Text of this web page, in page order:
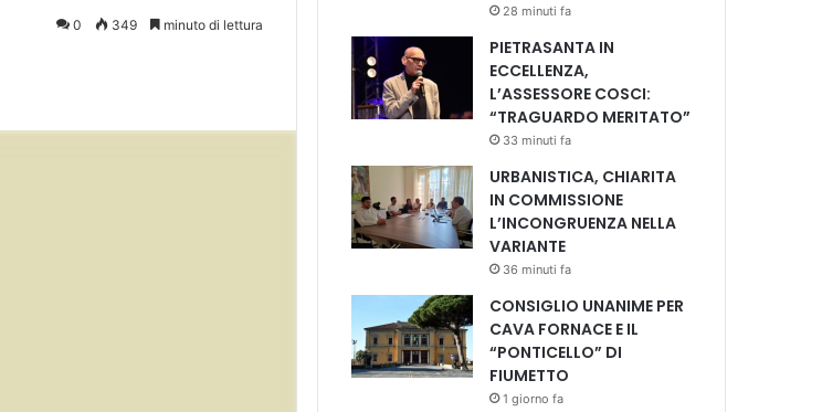
0 349 minuto di lettura
28 minuti fa
PIETRASANTA IN
ECCELLENZA,
L’ASSESSORE COSCI:
“TRAGUARDO MERITATO”
33 minuti fa
URBANISTICA, CHIARITA
IN COMMISSIONE
L’INCONGRUENZA NELLA
VARIANTE
36 minuti fa
CONSIGLIO UNANIME PER
CAVA FORNACE E IL
“PONTICELLO” DI
FIUMETTO
1 giorno fa